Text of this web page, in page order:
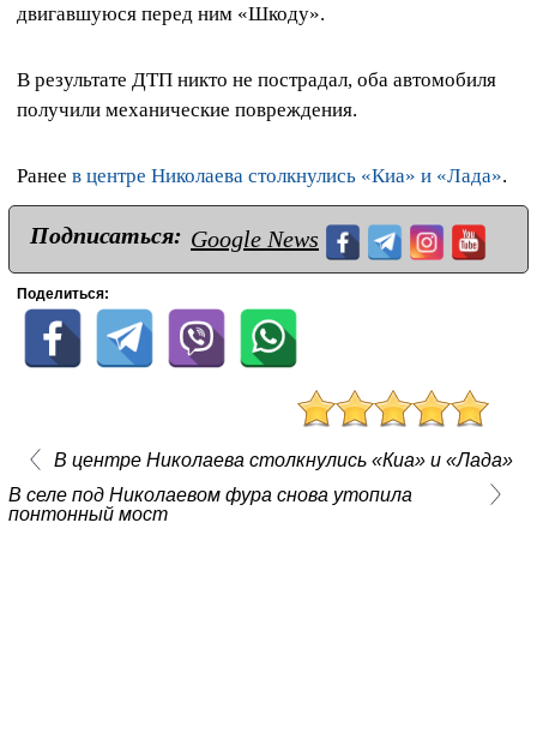
двигавшуюся перед ним «Шкоду».
В результате ДТП никто не пострадал, оба автомобиля
получили механические повреждения.
Ранее в центре Николаева столкнулись «Киа» и «Лада».
Подписаться: Google News
Поделиться:
В центре Николаева столкнулись «Киа» и «Лада»
В селе под Николаевом фура снова утопила
понтонный мост